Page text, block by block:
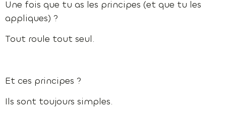
Une fois que tu as les principes (et que tu les
appliques) ?
Tout roule tout seul.
Et ces principes ?
Ils sont toujours simples.